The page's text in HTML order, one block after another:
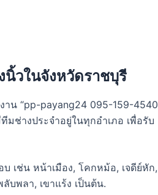
วในจังหวัดราชบุรี
น “pp-payang24 095-159-4540
มช่างประจำอยู่ในทุกอำเภอ เพื่อรับ
บ เช่น หน้าเมือง, โคกหม้อ, เจดีย์หัก,
บพลา, เขาแร้ง เป็นต้น.